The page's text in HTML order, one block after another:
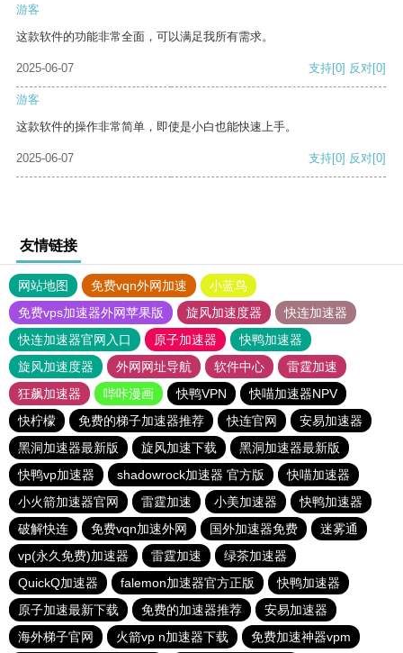
游客
这款软件的功能非常全面，可以满足我所有需求。
2025-06-07 支持[0] 反对[0]
游客
这款软件的操作非常简单，即使是小白也能快速上手。
2025-06-07 支持[0] 反对[0]
友情链接
网站地图 免费vqn外网加速
小蓝鸟
免费vps加速器外网苹果版
旋风加速度器
快连加速器
快连加速器官网入口
原子加速器
快鸭加速器
旋风加速度器
外网网址导航 软件中心
雷霆加速
狂飙加速器
哔咔漫画 快鸭VPN
快喵加速器NPV
快柠檬
免费的梯子加速器推荐 快连官网
安易加速器
黑洞加速器最新版
旋风加速下载
黑洞加速器最新版
快鸭vp加速器
shadowrock加速器 官方版
快喵加速器
小火箭加速器官网
雷霆加速 小美加速器
快鸭加速器
破解快连
免费vqn加速外网 国外加速器免费
迷雾通
vp(永久免费)加速器
雷霆加速
绿茶加速器
QuickQ加速器
falemon加速器官方正版
快鸭加速器
原子加速最新下载
免费的加速器推荐
安易加速器
海外梯子官网
火箭vp n加速器下载 免费加速神器vpm